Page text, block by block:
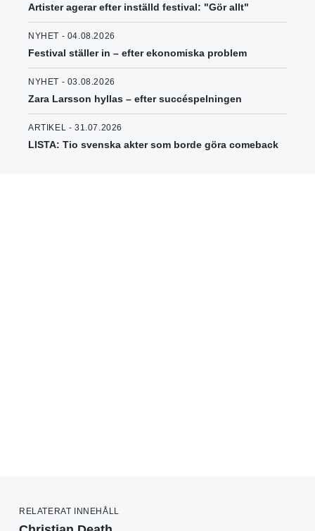
Artister agerar efter inställd festival: "Gör allt"
NYHET - 04.08.2026
Festival ställer in – efter ekonomiska problem
NYHET - 03.08.2026
Zara Larsson hyllas – efter succéspelningen
ARTIKEL - 31.07.2026
LISTA: Tio svenska akter som borde göra comeback
RELATERAT INNEHÅLL